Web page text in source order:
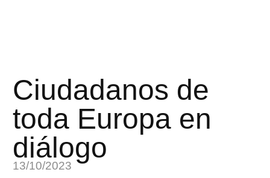
Ciudadanos de
toda Europa en
diálogo
13/10/2023